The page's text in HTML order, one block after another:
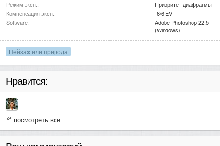
Режим эксп.:
Приоритет диафрагмы
Компенсация эксп.:
-6/6 EV
Software:
Adobe Photoshop 22.5
(Windows)
Пейзаж или природа
Нравится:
посмотреть все